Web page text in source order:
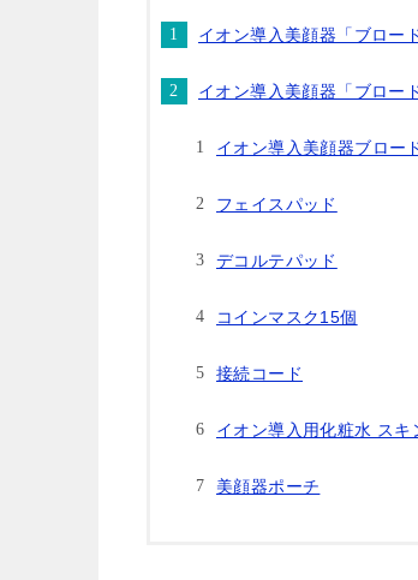
イオン導入美顔器「ブロー
イオン導入美顔器「ブロー
イオン導入美顔器ブロー
フェイスパッド
デコルテパッド
コインマスク15個
接続コード
イオン導入用化粧水 ス
美顔器ポーチ